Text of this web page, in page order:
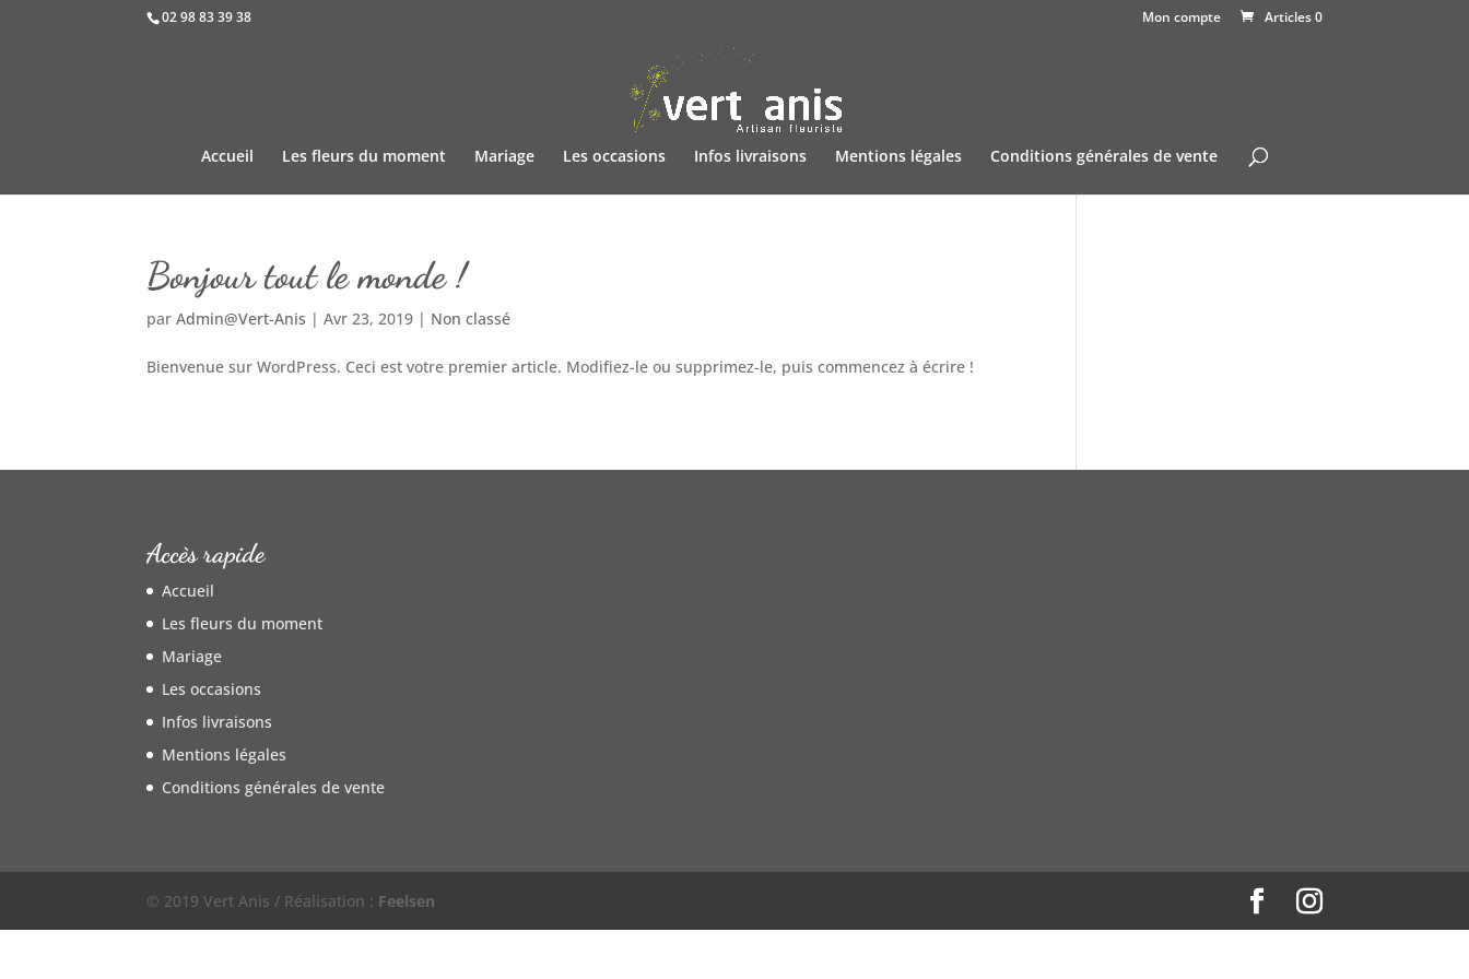
02 98 83 39 38 Mon compte Articles 0
Accueil Les fleurs du moment Mariage Les occasions Infos livraisons Mentions légales Conditions générales de vente
Bonjour tout le monde !
parAdmin@Vert-Anis |Avr 23, 2019 | Non classé
Bienvenue sur WordPress. Ceci est votre premier article. Modifiez-le ou supprimez-le, puis commencez à écrire !
Accès rapide
Accueil
Les fleurs du moment
Mariage
Les occasions
Infos livraisons
Mentions légales
Conditions générales de vente
© 2019 Vert Anis / Réalisation : Feelsen